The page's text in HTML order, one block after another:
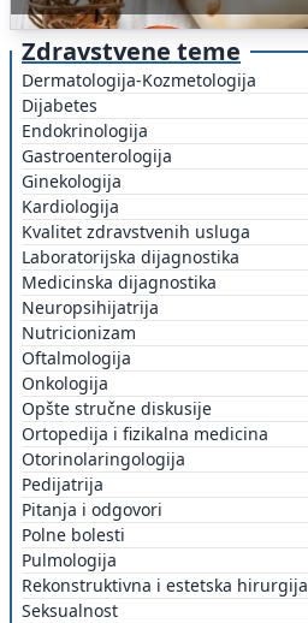
Zdravstvene teme
Dermatologija-Kozmetologija
Dijabetes
Endokrinologija
Gastroenterologija
Ginekologija
Kardiologija
Kvalitet zdravstvenih usluga
Laboratorijska dijagnostika
Medicinska dijagnostika
Neuropsihijatrija
Nutricionizam
Oftalmologija
Onkologija
Opšte stručne diskusije
Ortopedija i fizikalna medicina
Otorinolaringologija
Pedijatrija
Pitanja i odgovori
Polne bolesti
Pulmologija
Rekonstruktivna i estetska hirurgija
Seksualnost